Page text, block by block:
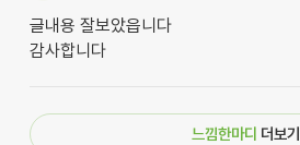
글내용 잘보았읍니다
감사합니다
느낌한마디 더보기